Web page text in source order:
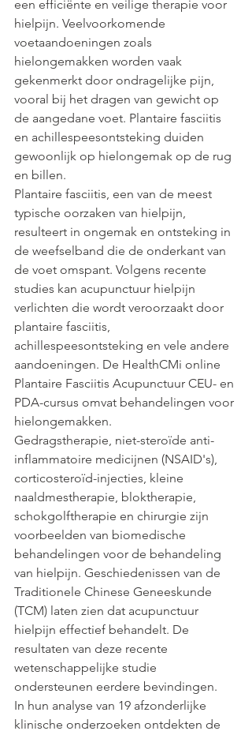
een efficiënte en veilige therapie voor
hielpijn. Veelvoorkomende
voetaandoeningen zoals
hielongemakken worden vaak
gekenmerkt door ondragelijke pijn,
vooral bij het dragen van gewicht op
de aangedane voet. Plantaire fasciitis
en achillespeesontsteking duiden
gewoonlijk op hielongemak op de rug
en billen.
Plantaire fasciitis, een van de meest
typische oorzaken van hielpijn,
resulteert in ongemak en ontsteking in
de weefselband die de onderkant van
de voet omspant. Volgens recente
studies kan acupunctuur hielpijn
verlichten die wordt veroorzaakt door
plantaire fasciitis,
achillespeesontsteking en vele andere
aandoeningen. De HealthCMi online
Plantaire Fasciitis Acupunctuur CEU- en
PDA-cursus omvat behandelingen voor
hielongemakken.
Gedragstherapie, niet-steroïde anti-
inflammatoire medicijnen (NSAID's),
corticosteroïd-injecties, kleine
naaldmestherapie, bloktherapie,
schokgolftherapie en chirurgie zijn
voorbeelden van biomedische
behandelingen voor de behandeling
van hielpijn. Geschiedenissen van de
Traditionele Chinese Geneeskunde
(TCM) laten zien dat acupunctuur
hielpijn effectief behandelt. De
resultaten van deze recente
wetenschappelijke studie
ondersteunen eerdere bevindingen.
In hun analyse van 19 afzonderlijke
klinische onderzoeken ontdekten de